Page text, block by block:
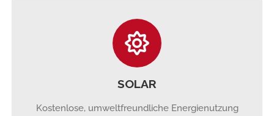
SOLAR
Kostenlose, umweltfreundliche Energienutzung